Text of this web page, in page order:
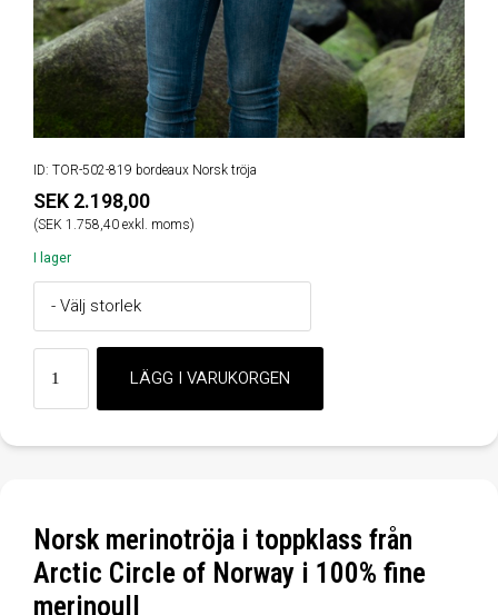
ID: TOR-502-819 bordeaux Norsk tröja
SEK 2.198,00
(SEK 1.758,40 exkl. moms)
I lager
Norsk merinotröja i toppklass från
Arctic Circle of Norway i 100% fine
merinoull